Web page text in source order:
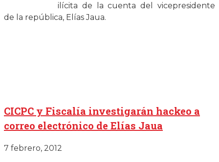
ilícita de la cuenta del vicepresidente
de la república, Elías Jaua.
CICPC y Fiscalía investigarán hackeo a
correo electrónico de Elías Jaua
7 febrero, 2012